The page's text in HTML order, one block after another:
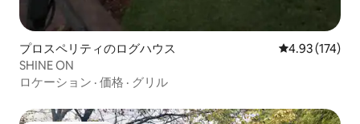
プロスペリティのログハウス レビュー174
4.93 (174)
SHINE ON
ロケーション · 価格 · グリル